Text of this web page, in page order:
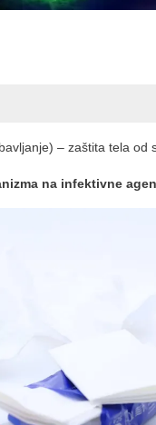
– zaštita tela
na infektivne